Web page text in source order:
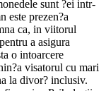
sunt ?ei intr-
este prezen?a
ca, in viitorul
a asigura
o intoarcere
visatorul cu mari
la divor? inclusiv.